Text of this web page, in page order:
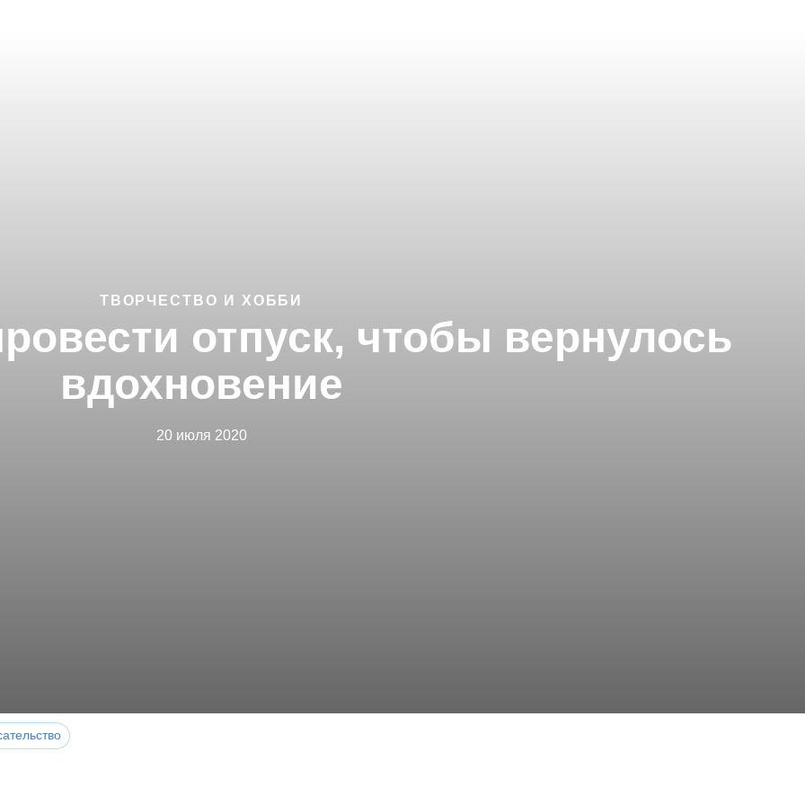
ТВОРЧЕСТВО И ХОББИ
отпуск, чтобы вернулось
вдохновение
20 июля 2020